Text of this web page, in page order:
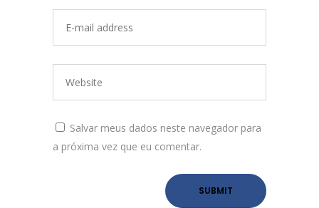
Salvar meus dados neste navegador para
a próxima vez que eu comentar.